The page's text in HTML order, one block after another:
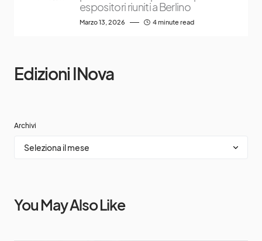
espositori riuniti a Berlino
Marzo 13, 2026 4 minute read
Edizioni INova
Archivi
You May Also Like